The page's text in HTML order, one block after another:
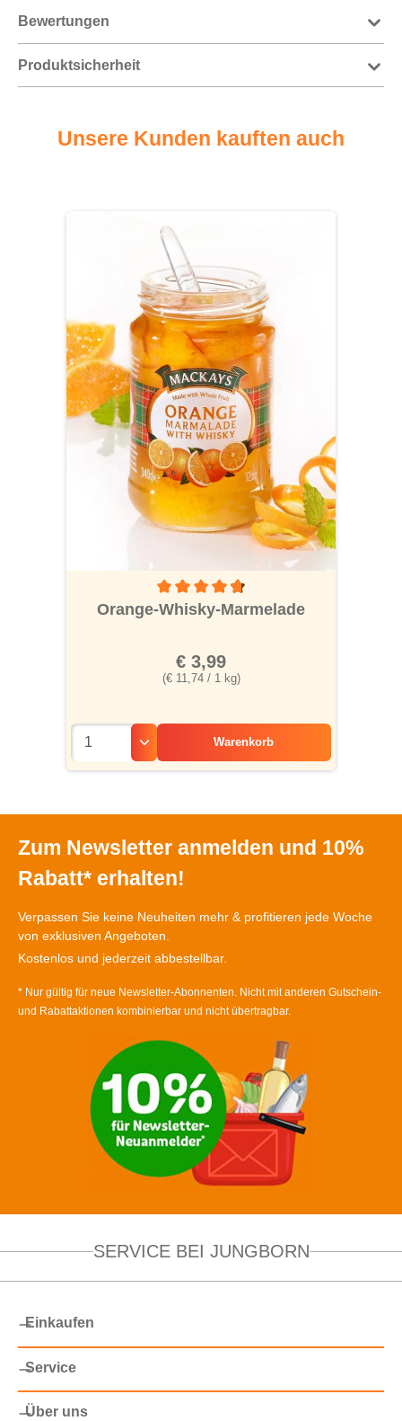
Bewertungen
Produktsicherheit
Unsere Kunden kauften auch
Durchschnittliche Bewertung von 4.8 von 5
Orange-Whisky-Marmelade
(€ 11,74 / 1 kg)
€ 3,99
Warenkorb
Zum Newsletter anmelden und 10%
Rabatt* erhalten!
Verpassen Sie keine Neuheiten mehr & profitieren jede Woche
von exklusiven Angeboten.
Kostenlos und jederzeit abbestellbar.
* Nur gültig für neue Newsletter-Abonnenten. Nicht mit anderen Gutschein-
und Rabattaktionen kombinierbar und nicht übertragbar.
SERVICE BEI JUNGBORN
Einkaufen
Service
Über uns